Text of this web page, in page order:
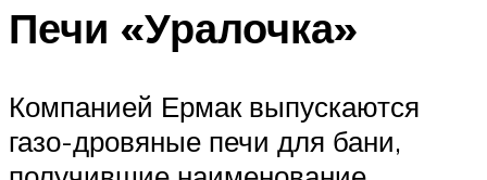
Печи «Уралочка»
Компанией Ермак выпускаются
газо-дровяные печи для бани,